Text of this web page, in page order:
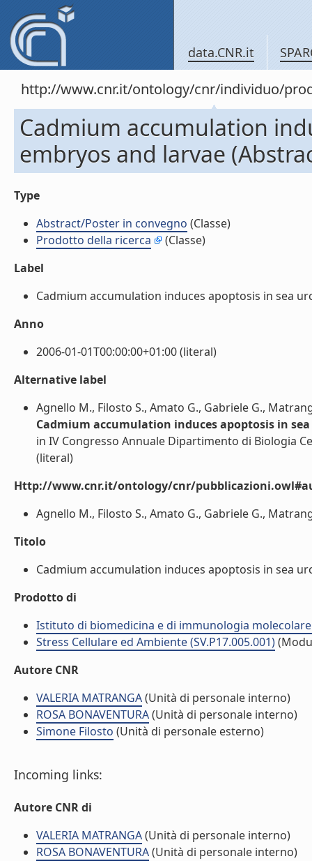
data.CNR.it
http://www.cnr.it/ontology/cnr/individuo/
Cadmium accumulation
embryos and larvae
Type
Abstract/Poster in convegno (Classe)
Prodotto della ricerca
(Classe)
Label
Cadmium accumulation induces apoptosis in sea
Anno
2006-01-01T00:00:00+01:00 (literal)
Alternative label
Agnello M., Filosto S., Amato G., Gabriele G.,
Cadmium accumulation induces apoptosis in
in IV Congresso Annuale Dipartimento di Biologia
(literal)
Http://www.cnr.it/ontology/cnr/
Agnello M., Filosto S., Amato G., Gabriele G.,
Titolo
Cadmium accumulation induces apoptosis in sea
Prodotto di
Istituto di biomedicina e di immunologia
Stress Cellulare ed Ambiente (SV.P17.005.001)
Autore CNR
VALERIA MATRANGA(Unità di personale interno)
ROSA BONAVENTURA(Unità di personale interno)
Simone Filosto (Unità di personale esterno)
Incoming links:
Autore CNR di
VALERIA MATRANGA(Unità di personale interno)
ROSA BONAVENTURA(Unità di personale interno)